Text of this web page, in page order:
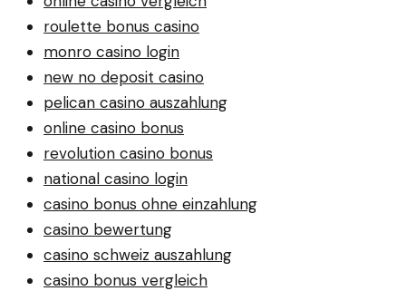
roulette bonus casino
monro casino login
new no deposit casino
pelican casino auszahlung
online casino bonus
revolution casino bonus
national casino login
casino bonus ohne einzahlung
casino bewertung
casino schweiz auszahlung
casino bonus vergleich